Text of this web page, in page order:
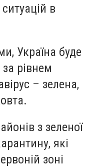
в
Україна буде
рівнем
– зелена,
з зеленої
які
зоні